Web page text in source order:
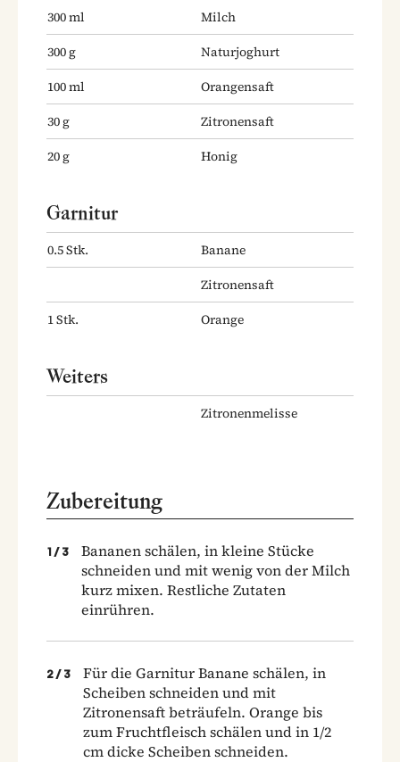
300ml
Milch
300g
Naturjoghurt
100ml
Orangensaft
30g
Zitronensaft
20g Honig
Garnitur
0.5Stk.
Banane
Zitronensaft
1Stk. Orange
Weiters
Zitronenmelisse
Zubereitung
1 / 3
Bananen schälen, in kleine Stücke
schneiden und mit wenig von der Milch
kurz mixen. Restliche Zutaten
einrühren.
2 / 3
Für die Garnitur Banane schälen, in
Scheiben schneiden und mit
Zitronensaft beträufeln. Orange bis
zum Fruchtfleisch schälen und in 1/2
cm dicke Scheiben schneiden.